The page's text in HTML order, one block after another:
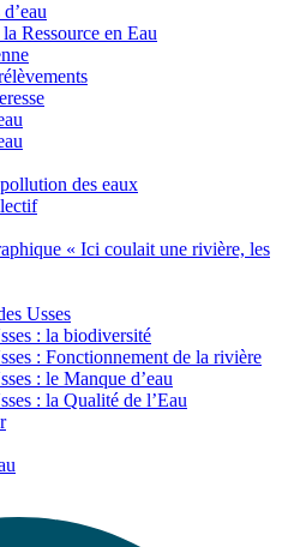
Ressource en Eau
des eaux
« Ici coulait une rivière, les
Usses
: la biodiversité
: Fonctionnement de la rivière
: le Manque d’eau
: la Qualité de l’Eau